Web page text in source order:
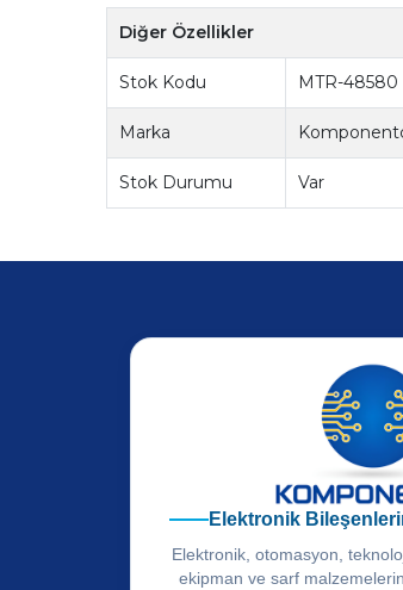
Diğer Özellikler
Stok Kodu MTR-48580
Marka
Stok Durumu Var
Elektronik
Elektronik, otomasyon,
ekipman ve sarf